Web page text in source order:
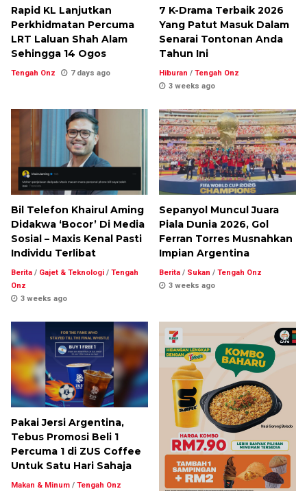
Rapid KL Lanjutkan
Perkhidmatan Percuma
LRT Laluan Shah Alam
Sehingga 14 Ogos
Tengah Onz 7 days ago
7 K-Drama Terbaik 2026
Yang Patut Masuk Dalam
Senarai Tontonan Anda
Tahun Ini
Hiburan / Tengah Onz
3 weeks ago
Bil Telefon Khairul Aming
Didakwa ‘Bocor’ Di Media
Sosial – Maxis Kenal Pasti
Individu Terlibat
Berita / Gajet & Teknologi / Tengah
Onz
3 weeks ago
Sepanyol Muncul Juara
Piala Dunia 2026, Gol
Ferran Torres Musnahkan
Impian Argentina
Berita / Sukan / Tengah Onz
3 weeks ago
Pakai Jersi Argentina,
Tebus Promosi Beli 1
Percuma 1 di ZUS Coffee
Untuk Satu Hari Sahaja
Makan & Minum / Tengah Onz